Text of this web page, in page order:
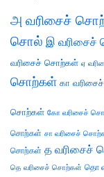
அ வரிசைச்
சொல் இ
வரிசைச் சொற்கள் ஏ
சொற்கள் கா
சொற்கள் கோ வரிசைச்
சொற்கள் சா வரிசைச்
சொற்கள் த வரிசைச்
தெ வரிசைச் சொற்கள் தொ